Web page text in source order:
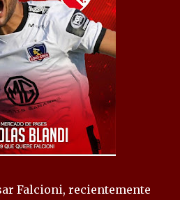
Falcioni, recientemente